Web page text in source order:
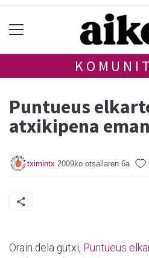
Puntueus
atxikipena eman
tximintx 2009ko otsailaren 6a
Orain dela gutxi, Puntueus